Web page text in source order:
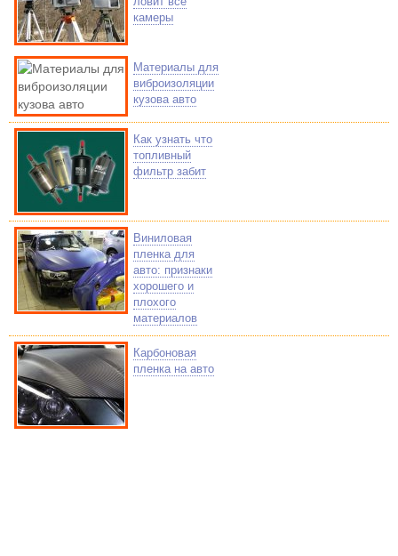
камеры
Материалы для
виброизоляции
кузова авто
Как узнать что
топливный
фильтр забит
Виниловая
пленка для
авто: признаки
хорошего и
плохого
материалов
Карбоновая
пленка на авто